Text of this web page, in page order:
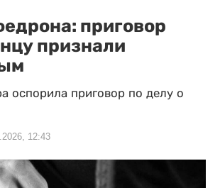
приговор
признали
оспорила приговор по делу о
12:43